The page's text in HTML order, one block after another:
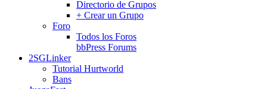
Directorio de Grupos
+ Crear un Grupo
Foro
Todos los Foros
bbPress Forums
2SGLinker
Tutorial Hurtworld
Bans